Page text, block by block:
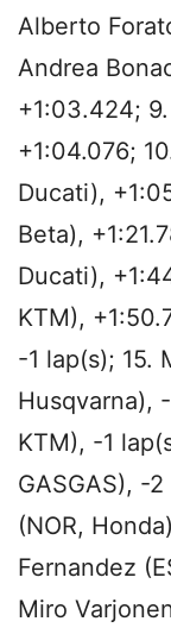
Alberto
Andrea
+1:03.424;
+1:04.076;
Ducati),
Beta),
Ducati),
KTM),
-1 lap(s); 15.
Husqvarna),
KTM), -1
GASGAS), -
(NOR,
Fernandez
Miro